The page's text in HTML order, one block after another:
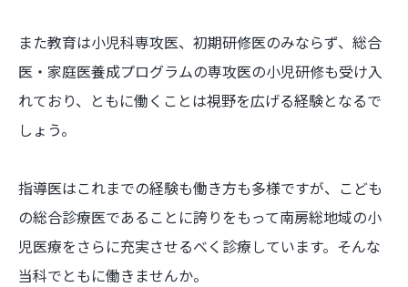
また教育は小児科専攻医、初期研修医のみならず、総合
医・家庭医養成プログラムの専攻医の小児研修も受け入
れており、ともに働くことは視野を広げる経験となるで
しょう。
指導医はこれまでの経験も働き方も多様ですが、こども
の総合診療医であることに誇りをもって南房総地域の小
児医療をさらに充実させるべく診療しています。そんな
当科でともに働きませんか。